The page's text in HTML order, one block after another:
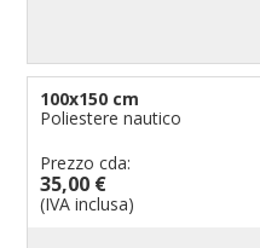
100x150 cm
Poliestere nautico
Prezzo cda:
35,00 €
(IVA inclusa)